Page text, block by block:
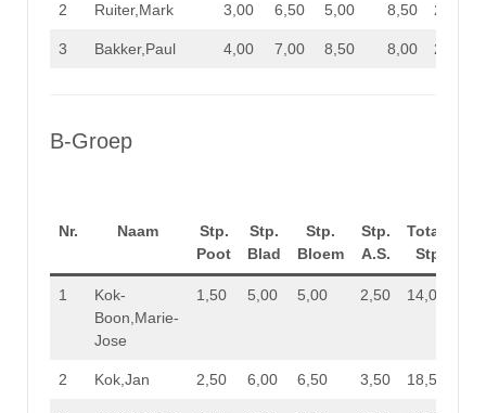
2 Ruiter,Mark 3,00 6,50 5,00 8,50 23,00
3 Bakker,Paul 4,00 7,00 8,50 8,00 27,50
B-Groep
Nr. Naam
Stp.
Poot
Stp.
Blad
Stp.
Bloem
Stp.
A.S.
Totaal
Stp.
1
Kok-
Boon,Marie-
Jose
1,50 5,00 5,00 2,50 14,00
2 Kok,Jan 2,50 6,00 6,50 3,50 18,50